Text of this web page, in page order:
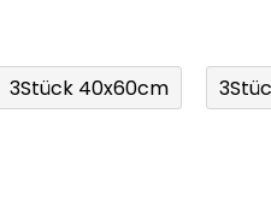
3Stück 40x60cm